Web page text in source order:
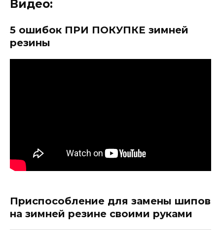
Видео:
5 ошибок ПРИ ПОКУПКЕ зимней
резины
Приспособление для замены шипов
на зимней резине своими руками